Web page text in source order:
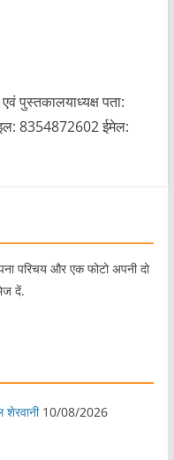
पुस्तकालयाध्यक्ष पता:
8354872602 ईमेल:
परिचय और एक फोटो अपनी दो
दें.
शेरवानी 10/08/2026